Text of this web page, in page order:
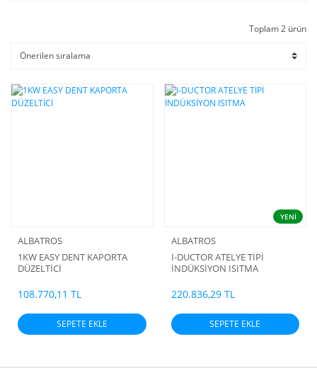
Toplam 2 ürün
ALBATROS
1KW EASY DENT KAPORTA
DÜZELTİCİ
108.770,11 TL
SEPETE EKLE
YENİ
ALBATROS
I-DUCTOR ATELYE TİPİ
İNDÜKSİYON ISITMA
220.836,29 TL
SEPETE EKLE